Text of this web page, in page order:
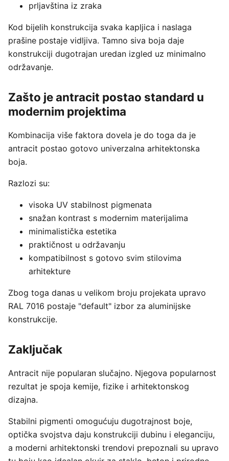
prljavština iz zraka
Kod bijelih konstrukcija svaka kapljica i naslaga
prašine postaje vidljiva. Tamno siva boja daje
konstrukciji dugotrajan uredan izgled uz minimalno
održavanje.
Zašto je antracit postao standard u
modernim projektima
Kombinacija više faktora dovela je do toga da je
antracit postao gotovo univerzalna arhitektonska
boja.
Razlozi su:
visoka UV stabilnost pigmenata
snažan kontrast s modernim materijalima
minimalistička estetika
praktičnost u održavanju
kompatibilnost s gotovo svim stilovima
arhitekture
Zbog toga danas u velikom broju projekata upravo
RAL 7016 postaje "default" izbor za aluminijske
konstrukcije.
Zaključak
Antracit nije popularan slučajno. Njegova popularnost
rezultat je spoja kemije, fizike i arhitektonskog
dizajna.
Stabilni pigmenti omogućuju dugotrajnost boje,
optička svojstva daju konstrukciji dubinu i eleganciju,
a moderni arhitektonski trendovi prepoznali su upravo